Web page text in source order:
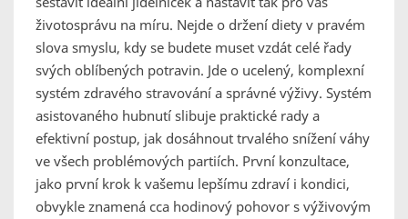
životosprávu na míru. Nejde o držení diety v pravém
slova smyslu, kdy se budete muset vzdát celé řady
svých oblíbených potravin. Jde o ucelený, komplexní
systém zdravého stravování a správné výživy. Systém
asistovaného hubnutí slibuje praktické rady a
efektivní postup, jak dosáhnout trvalého snížení váhy
ve všech problémových partiích. První konzultace,
jako první krok k vašemu lepšímu zdraví i kondici,
obvykle znamená cca hodinový pohovor s výživovým